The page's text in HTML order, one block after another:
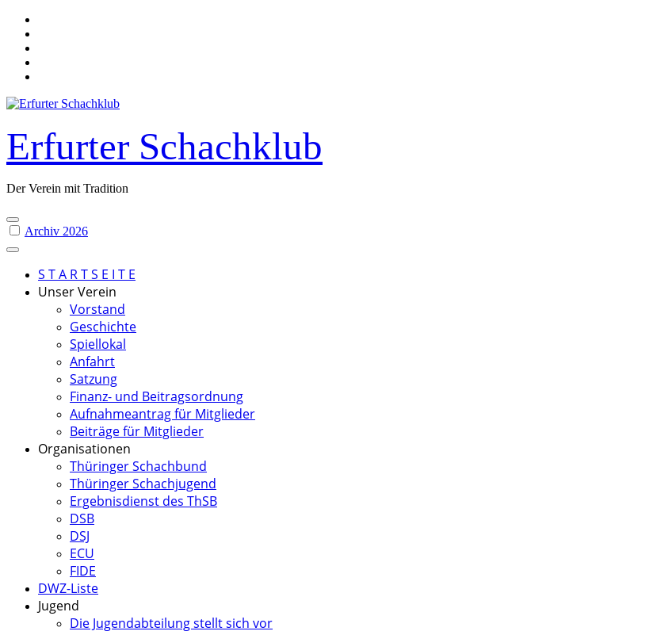
Skip
content
Erfurter Schachklub
Der Verein mit Tradition
Archiv 2026
S T A R T S E I T E
Unser Verein
Vorstand
Geschichte
Spiellokal
Anfahrt
Satzung
Finanz- und Beitragsordnung
Aufnahmeantrag für Mitglieder
Beiträge für Mitglieder
Organisationen
Thüringer Schachbund
Thüringer Schachjugend
Ergebnisdienst des ThSB
DSB
DSJ
ECU
FIDE
DWZ-Liste
Jugend
Die Jugendabteilung stellt sich vor